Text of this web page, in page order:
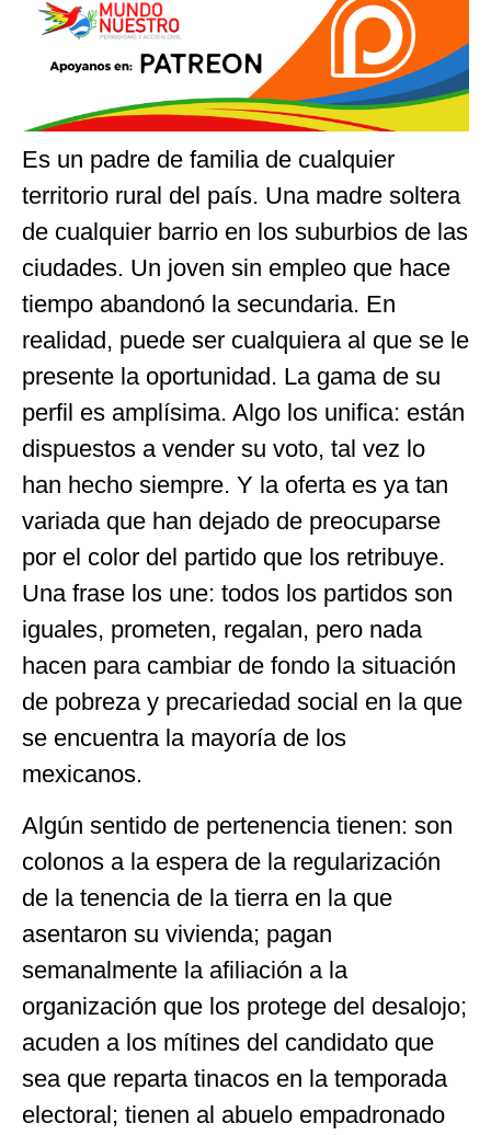
Es un padre de familia de cualquier
territorio rural del país. Una madre soltera
de cualquier barrio en los suburbios de las
ciudades. Un joven sin empleo que hace
tiempo abandonó la secundaria. En
realidad, puede ser cualquiera al que se le
presente la oportunidad. La gama de su
perfil es amplísima. Algo los unifica: están
dispuestos a vender su voto, tal vez lo
han hecho siempre. Y la oferta es ya tan
variada que han dejado de preocuparse
por el color del partido que los retribuye.
Una frase los une: todos los partidos son
iguales, prometen, regalan, pero nada
hacen para cambiar de fondo la situación
de pobreza y precariedad social en la que
se encuentra la mayoría de los
mexicanos.
Algún sentido de pertenencia tienen: son
colonos a la espera de la regularización
de la tenencia de la tierra en la que
asentaron su vivienda; pagan
semanalmente la afiliación a la
organización que los protege del desalojo;
acuden a los mítines del candidato que
sea que reparta tinacos en la temporada
electoral; tienen al abuelo empadronado